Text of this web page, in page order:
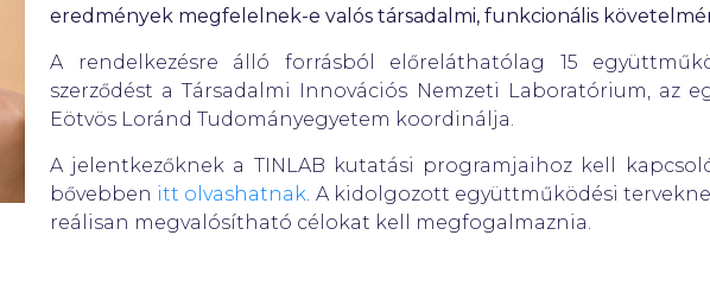
eredmények megfelelnek-e valós társadalmi, funkcionális
A rendelkezésre álló forrásból előreláthatólag 15
szerződést a Társadalmi Innovációs Nemzeti Laboratórium, az
Eötvös Loránd Tudományegyetem koordinálja.
A jelentkezőknek a TINLAB kutatási programjaihoz kell
bővebben itt olvashatnak. A kidolgozott együttműködési
reálisan megvalósítható célokat kell megfogalmaznia.